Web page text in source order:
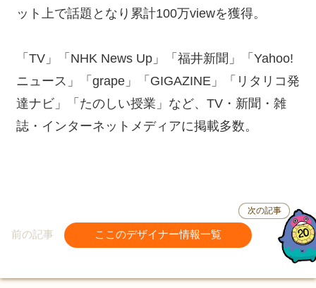
ット上で話題となり累計100万viewを獲得。
「TV」「NHK News Up」「福井新聞」「Yahoo!
ニュース」「grape」「GIGAZINE」「リタリコ発
達ナビ」「たのしい授業」など、TV・新聞・雑
誌・インターネットメディアに掲載多数。
前の記事 ここのデザイナー情報一覧
次の記事